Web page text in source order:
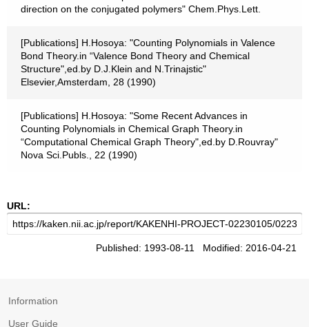
direction on the conjugated polymers" Chem.Phys.Lett.
[Publications] H.Hosoya: "Counting Polynomials in Valence
Bond Theory.in “Valence Bond Theory and Chemical
Structure",ed.by D.J.Klein and N.Trinajstic"
Elsevier,Amsterdam, 28 (1990)
[Publications] H.Hosoya: "Some Recent Advances in
Counting Polynomials in Chemical Graph Theory.in
“Computational Chemical Graph Theory",ed.by D.Rouvray"
Nova Sci.Publs., 22 (1990)
URL:
Published: 1993-08-11 Modified: 2016-04-21
Information
User Guide